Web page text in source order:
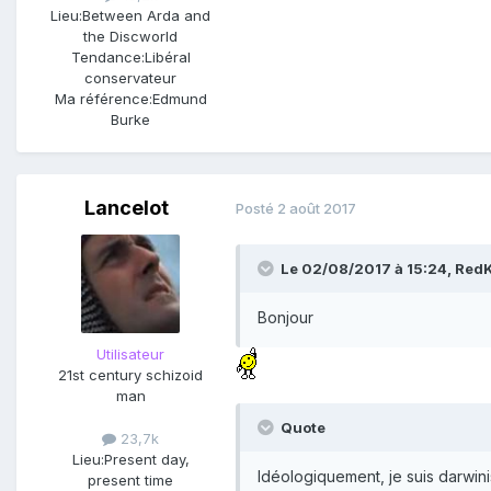
Lieu:Between Arda and
the Discworld
Tendance:Libéral
conservateur
Ma référence:Edmund
Burke
Lancelot
Utilisateur
21st century schizoid
man
23,7k
Lieu:Present day,
present time
Posté 2 août 2017
Le 02/08/2017 à 15:24,
Bonjour
Quote
Idéologiquement, je suis